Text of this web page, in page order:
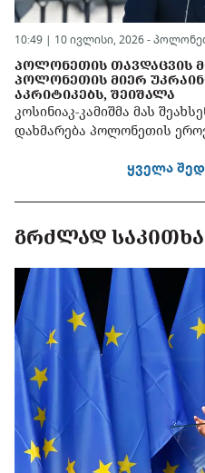
10:49 | 10 ივლისი, 2026 -
ᲞᲝᲚᲝᲜᲔᲗᲘᲡ ᲗᲐᲕᲓᲐᲪᲕᲘᲡ
ᲞᲝᲚᲝᲜᲔᲗᲘᲡ ᲛᲘᲔᲠ
ᲐᲙᲠᲘᲢᲘᲙᲔᲑᲡ, ᲨᲔᲘᲨᲐᲚᲐ
კოსინიაკ-კამიშმა მას
დახმარება პოლონეთის
ყველა
ᲒᲠᲫᲚᲐᲓ